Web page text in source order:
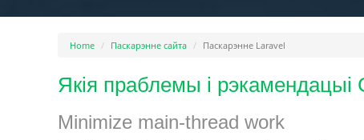
Home Паскарэнне сайта Паскарэнне Laravel
Якія праблемы і
Minimize main-thread work